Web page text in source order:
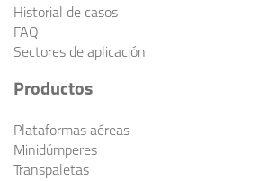
Historial de casos
FAQ
Sectores de aplicación
Productos
Plataformas aéreas
Minidúmperes
Transpaletas